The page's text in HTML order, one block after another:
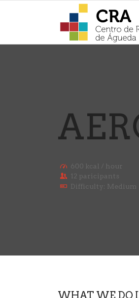
600 kcal / hour
12 paricipants
Difficulty: Medium
WHAT WE DO